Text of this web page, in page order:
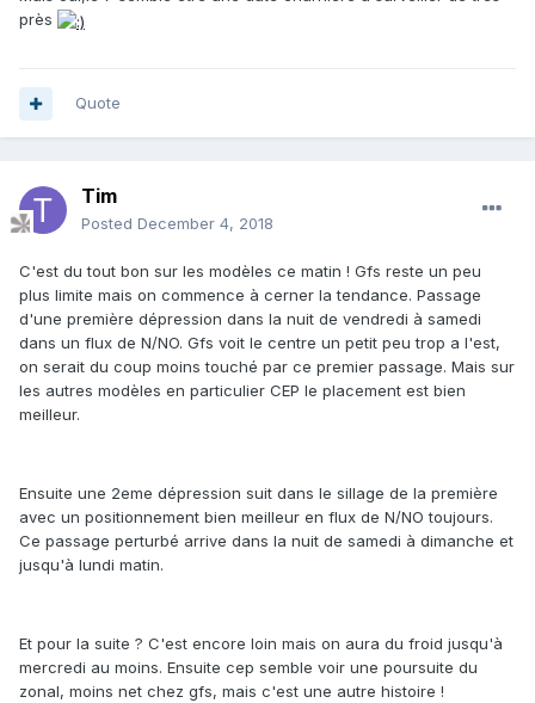
près
Quote
Tim
Posted December 4, 2018
C'est du tout bon sur les modèles ce matin ! Gfs reste un peu
plus limite mais on commence à cerner la tendance. Passage
d'une première dépression dans la nuit de vendredi à samedi
dans un flux de N/NO. Gfs voit le centre un petit peu trop a l'est,
on serait du coup moins touché par ce premier passage. Mais sur
les autres modèles en particulier CEP le placement est bien
meilleur.
Ensuite une 2eme dépression suit dans le sillage de la première
avec un positionnement bien meilleur en flux de N/NO toujours.
Ce passage perturbé arrive dans la nuit de samedi à dimanche et
jusqu'à lundi matin.
Et pour la suite ? C'est encore loin mais on aura du froid jusqu'à
mercredi au moins. Ensuite cep semble voir une poursuite du
zonal, moins net chez gfs, mais c'est une autre histoire !